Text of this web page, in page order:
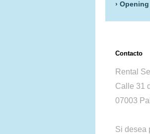
Contacto
Rental
Calle 31
07003
Si desea